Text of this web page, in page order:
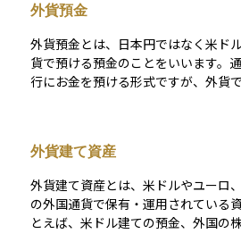
高くなるため、売買のタイミングには注意
に、流動性の低い市場や銘柄ではス
反対に、取引が活発な市場ではスプ
ります。そのため、スプレッドの大
引コストを判断する一つの指標とな
外貨預金
外貨預金とは、日本円ではなく米ド
貨で預ける預金のことをいいます。
行にお金を預ける形式ですが、外貨
た、外貨預金は日本の預金保険制度
がない点にも注意が必要です。利率
とが多く、円預金よりも高い利回り
という特有のリスクを伴うため、初
求められる商品です。
外貨建て資産
外貨建て資産とは、米ドルやユーロ
の外国通貨で保有・運用されている
とえば、米ドル建ての預金、外国の